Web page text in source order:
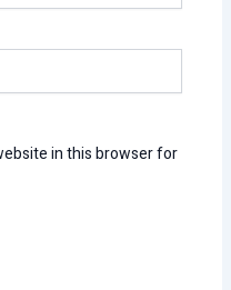
in this browser for